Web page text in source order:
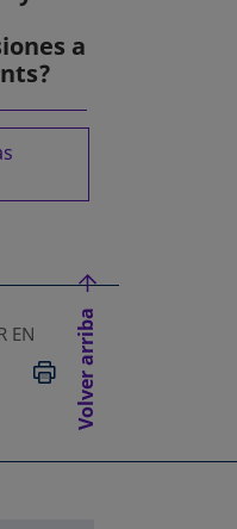
a
EN
EN UNA PESTAÑA
EN UNA
IMPRIMIR
Volver arriba